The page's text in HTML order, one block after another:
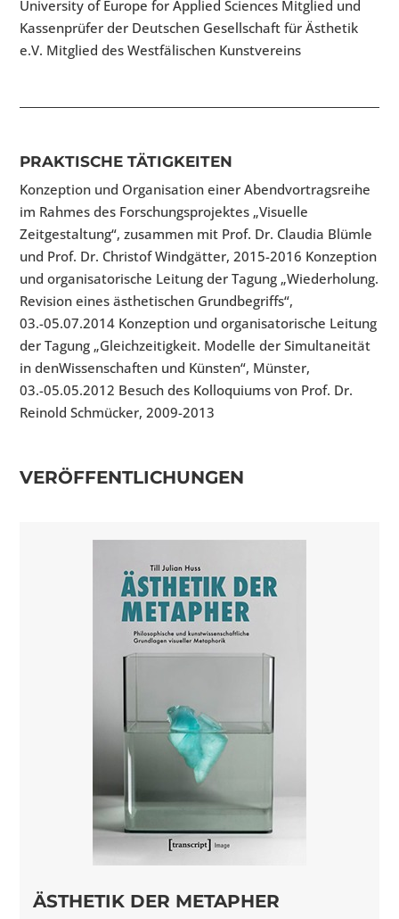
University of Europe for Applied Sciences Mitglied und
Kassenprüfer der Deutschen Gesellschaft für Ästhetik
e.V. Mitglied des Westfälischen Kunstvereins
PRAKTISCHE TÄTIGKEITEN
Konzeption und Organisation einer Abendvortragsreihe
im Rahmes des Forschungsprojektes „Visuelle
Zeitgestaltung“, zusammen mit Prof. Dr. Claudia Blümle
und Prof. Dr. Christof Windgätter, 2015-2016 Konzeption
und organisatorische Leitung der Tagung „Wiederholung.
Revision eines ästhetischen Grundbegriffs“,
03.-05.07.2014 Konzeption und organisatorische Leitung
der Tagung „Gleichzeitigkeit. Modelle der Simultaneität
in denWissenschaften und Künsten“, Münster,
03.-05.05.2012 Besuch des Kolloquiums von Prof. Dr.
Reinold Schmücker, 2009-2013
VERÖFFENTLICHUNGEN
ÄSTHETIK DER METAPHER